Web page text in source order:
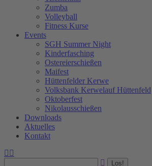
Zumba
Volleyball
Fitness Kurse
Events
SGH Summer Night
Kinderfasching
Ostereierschießen
Maifest
Hüttenfelder Kerwe
Volksbank Kerwelauf Hüttenfeld
Oktoberfest
Nikolausschießen
Downloads
Aktuelles
Kontakt
Facebook